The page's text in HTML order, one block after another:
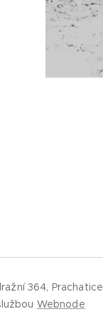
364, Prachatice
Webnode